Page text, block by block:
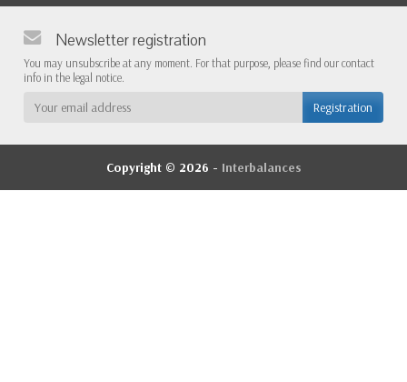
Newsletter registration
You may unsubscribe at any moment. For that purpose, please find our contact
info in the legal notice.
Copyright © 2026 - Interbalances